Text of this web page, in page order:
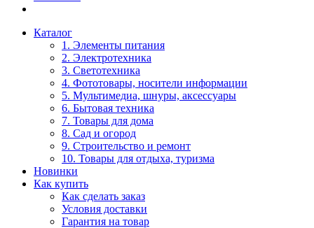
Каталог
1. Элементы питания
2. Электротехника
3. Светотехника
4. Фототовары, носители информации
5. Мультимедиа, шнуры, аксессуары
6. Бытовая техника
7. Товары для дома
8. Сад и огород
9. Строительство и ремонт
10. Товары для отдыха, туризма
Новинки
Как купить
Как сделать заказ
Условия доставки
Гарантия на товар